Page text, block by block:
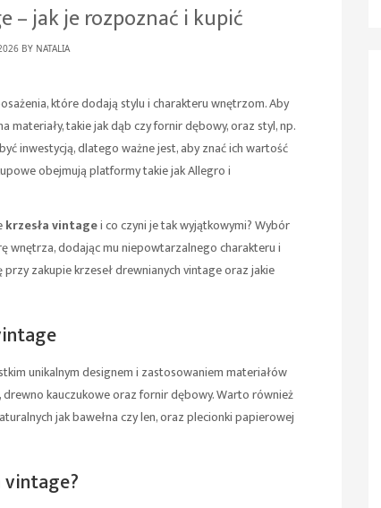
– jak je rozpoznać i kupić
BY NATALIA
które dodają stylu i charakteru wnętrzom. Aby
takie jak dąb czy fornir dębowy, oraz styl, np.
inwestycją, dlatego ważne jest, aby znać ich wartość
obejmują platformy takie jak Allegro i
krzesła vintagei co czyni je tak wyjątkowymi? Wybór
wnętrza, dodając mu niepowtarzalnego charakteru i
zakupie krzeseł drewnianych vintage oraz jakie
unikalnym designem i zastosowaniem materiałów
kauczukowe oraz fornir dębowy. Warto również
jak bawełna czy len, oraz plecionki papierowej
vintage?